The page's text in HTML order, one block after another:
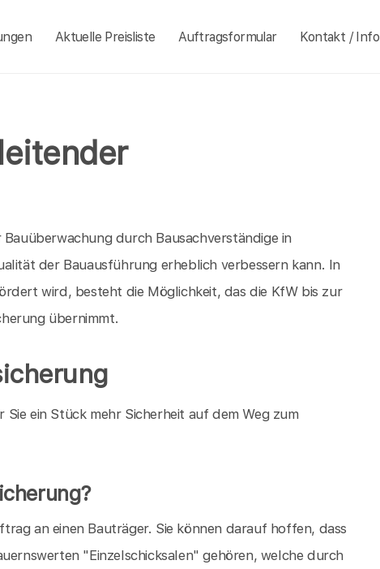
Aktuelle Preisliste Auftragsformular Kontakt / Info
durch Bausachverständige in
der Bauausführung erheblich verbessern kann. In
wird, besteht die Möglichkeit, das die KfW bis zur
übernimmt.
ein Stück mehr Sicherheit auf dem Weg zum
an einen Bauträger. Sie können darauf hoffen, dass
"Einzelschicksalen" gehören, welche durch